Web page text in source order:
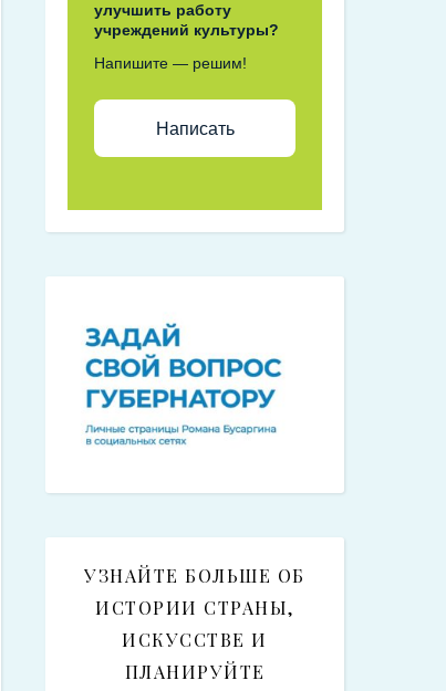
улучшить работу
учреждений культуры?
Напишите — решим!
Написать
УЗНАЙТЕ БОЛЬШЕ ОБ
ИСТОРИИ СТРАНЫ,
ИСКУССТВЕ И
ПЛАНИРУЙТЕ